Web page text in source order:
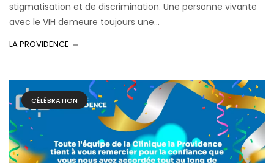
stigmatisation et de discrimination. Une personne vivante
avec le VIH demeure toujours une...
LA PROVIDENCE
CÉLÉBRATION